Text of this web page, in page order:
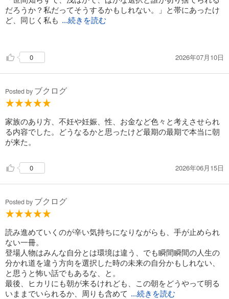
だろうか？私だってそうするかもしれない。」と帯にあったけ
ど、同じく私も ...続きを読む
佐都子とひかり、それぞれの心理が痛いくらい感じられ
る、、、
ここ最近でも印象的な本！
0 2026年07月10日
Posted by ブクログ
家族のあり方、不妊や妊娠、性、お金など色々と考えさせられ
る内容でした。どうなるかと思ったけど最期の最期で本当に朝
が来た。
0 2026年06月15日
Posted by ブクログ
読み進めていくのが辛い気持ちになりながらも、手が止められ
ない一冊。
登場人物はみんな自分とは環境は違う、でも瞬間瞬間の人生の
分かれ道を違う方向を選択した時の未来の自分かもしれない、
と思うと怖い話でもあるな、と。
最後、ヒカリにも朝が来るけれども、この朝をどうやって明る
いままでいられるか、周りも含めて ...続きを読む